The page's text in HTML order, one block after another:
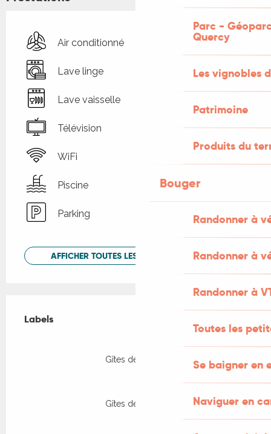
Parc -
Quercy
Les vignobles
Patrimoine
Produits du
Bouger
Randonner à
Randonner à
Randonner à
Toutes les
Se baigner en
Naviguer en
Air conditionné
Lave linge
Lave vaisselle
Télévision
WiFi
Piscine
Parking
AFFICHER TOUTES LES PRESTATIONS
Labels
Labels
Gîtes de France
Gîtes de France